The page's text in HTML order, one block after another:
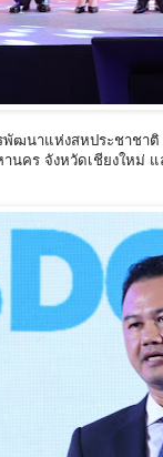
ฒนาแห่งสหประชาชา
นคร จังหวัดเชียงใหม่